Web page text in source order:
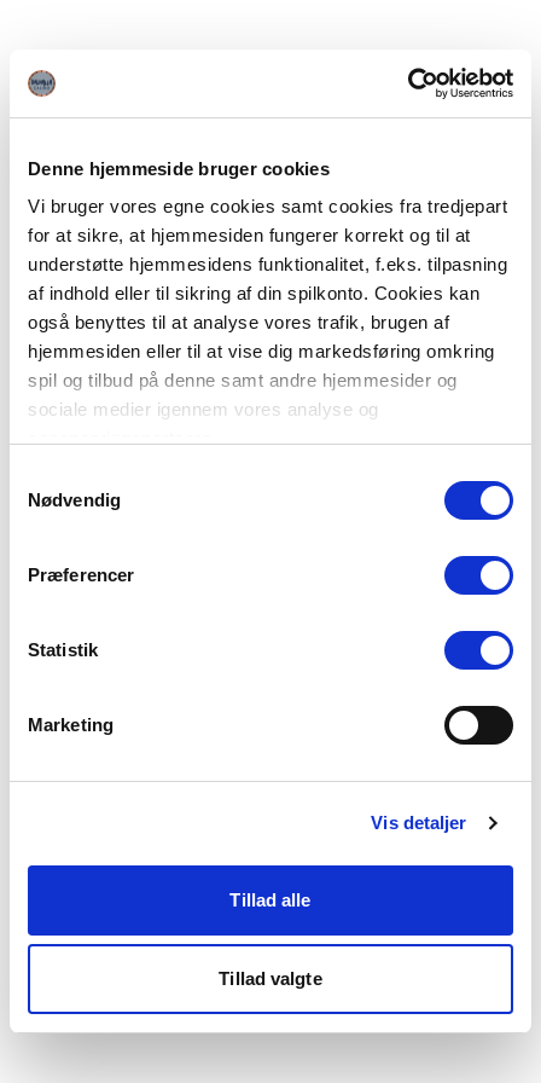
Denne hjemmeside bruger cookies
Vi bruger vores egne cookies samt cookies fra tredjepart
for at sikre, at hjemmesiden fungerer korrekt og til at
understøtte hjemmesidens funktionalitet, f.eks. tilpasning
af indhold eller til sikring af din spilkonto. Cookies kan
også benyttes til at analyse vores trafik, brugen af
hjemmesiden eller til at vise dig markedsføring omkring
spil og tilbud på denne samt andre hjemmesider og
sociale medier igennem vores analyse og
Du kan læse mere om vores brug af cookies under
"Detaljer" eller ved at klikke videre til vores Cookiepolitik,
Nødvendig
Præferencer
Statistik
Marketing
Vis detaljer
Tillad alle
Tillad valgte